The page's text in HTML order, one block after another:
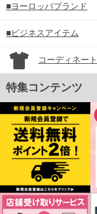
■ヨーロッパブランド
■ビジネスアイテム
コーディネート
特集コンテンツ